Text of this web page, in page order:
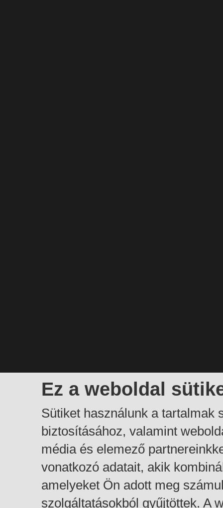
Ez a weboldal
Sütiket használunk a tartalmak
biztosításához, valamint
média és elemező
vonatkozó adatait, akik
amelyeket Ön adott meg
szolgáltatásokból gyűjtöttek. A